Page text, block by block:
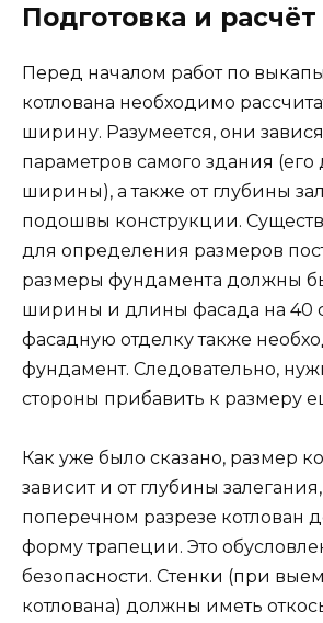
Подготовка и расчёт
Перед началом работ по
котлована необходимо
ширину. Разумеется, они
параметров самого здания
ширины), а также от глубины
подошвы конструкции.
для определения размеров
размеры фундамента должны
ширины и длины фасада на 40
фасадную отделку также
фундамент. Следовательно,
стороны прибавить к размеру
Как уже было сказано, размер
зависит и от глубины залегания,
поперечном разрезе котлован
форму трапеции. Это
безопасности. Стенки (при
котлована) должны иметь